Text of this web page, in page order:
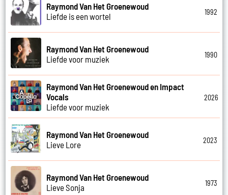
Raymond Van Het Groenewoud
Liefde is een wortel
1992
Raymond Van Het Groenewoud
Liefde voor muziek
1990
Raymond Van Het Groenewoud en Impact
Vocals
Liefde voor muziek
2026
Raymond Van Het Groenewoud
Lieve Lore
2023
Raymond Van Het Groenewoud
Lieve Sonja
1973